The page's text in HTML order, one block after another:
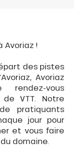
Avoriaz !
des pistes
Avoriaz
vous
de VTT. Notre
pratiquants
jour pour
et vous faire
domaine.